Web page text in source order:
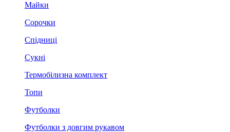
Майки
Сорочки
Спідниці
Сукні
Термобілизна комплект
Топи
Футболки
Футболки з довгим рукавом